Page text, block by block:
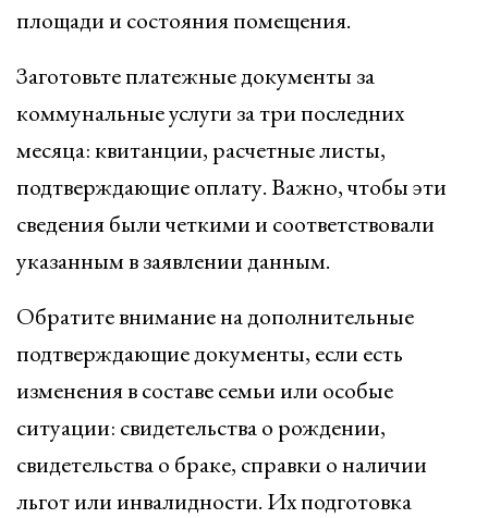
площади и состояния помещения.
Заготовьте платежные документы за
коммунальные услуги за три последних
месяца: квитанции, расчетные листы,
подтверждающие оплату. Важно, чтобы эти
сведения были четкими и соответствовали
указанным в заявлении данным.
Обратите внимание на дополнительные
подтверждающие документы, если есть
изменения в составе семьи или особые
ситуации: свидетельства о рождении,
свидетельства о браке, справки о наличии
льгот или инвалидности. Их подготовка